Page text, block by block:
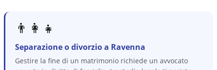
👨‍👩‍👧
Separazione o divorzio a Ravenna
Gestire la fine di un matrimonio richiede un avvocato